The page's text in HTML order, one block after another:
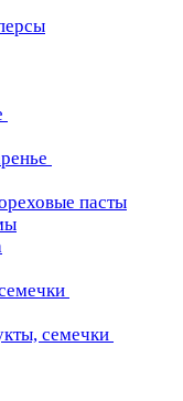
пасты
семечки